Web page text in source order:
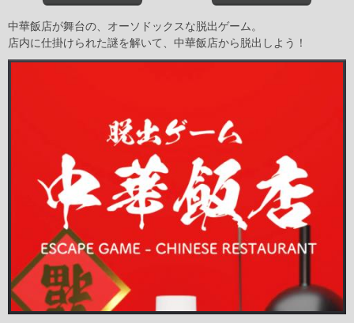
中華飯店が舞台の、オーソドックスな脱出ゲーム。
店内に仕掛けられた謎を解いて、中華飯店から脱出しよう！